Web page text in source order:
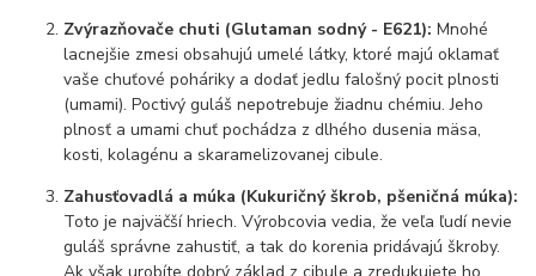
Zvýrazňovače chuti (Glutaman sodný - E621): Mnohé
lacnejšie zmesi obsahujú umelé látky, ktoré majú oklamať
vaše chuťové poháriky a dodať jedlu falošný pocit plnosti
(umami). Poctivý guláš nepotrebuje žiadnu chémiu. Jeho
plnosť a umami chuť pochádza z dlhého dusenia mäsa,
kosti, kolagénu a skaramelizovanej cibule.
Zahusťovadlá a múka (Kukuričný škrob, pšeničná múka):
Toto je najväčší hriech. Výrobcovia vedia, že veľa ľudí nevie
guláš správne zahustiť, a tak do korenia pridávajú škroby.
Ak však urobíte dobrý základ z cibule a zredukujete ho,